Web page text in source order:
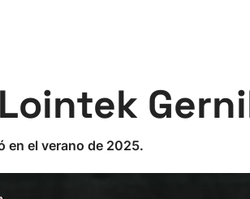
en el verano de 2025.